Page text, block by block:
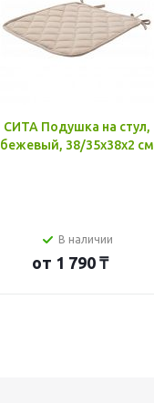
СИТА Подушка на стул,
бежевый, 38/35x38x2 см
В наличии
от 1 790 ₸